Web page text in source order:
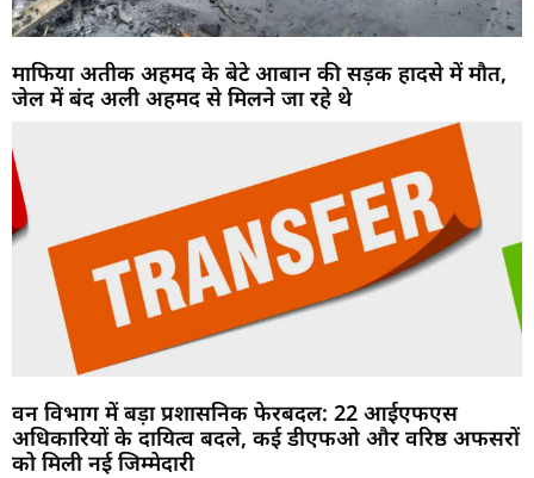
माफिया अतीक अहमद के बेटे आबान की सड़क हादसे में मौत,
जेल में बंद अली अहमद से मिलने जा रहे थे
वन विभाग में बड़ा प्रशासनिक फेरबदल: 22 आईएफएस
अधिकारियों के दायित्व बदले, कई डीएफओ और वरिष्ठ अफसरों
को मिली नई जिम्मेदारी